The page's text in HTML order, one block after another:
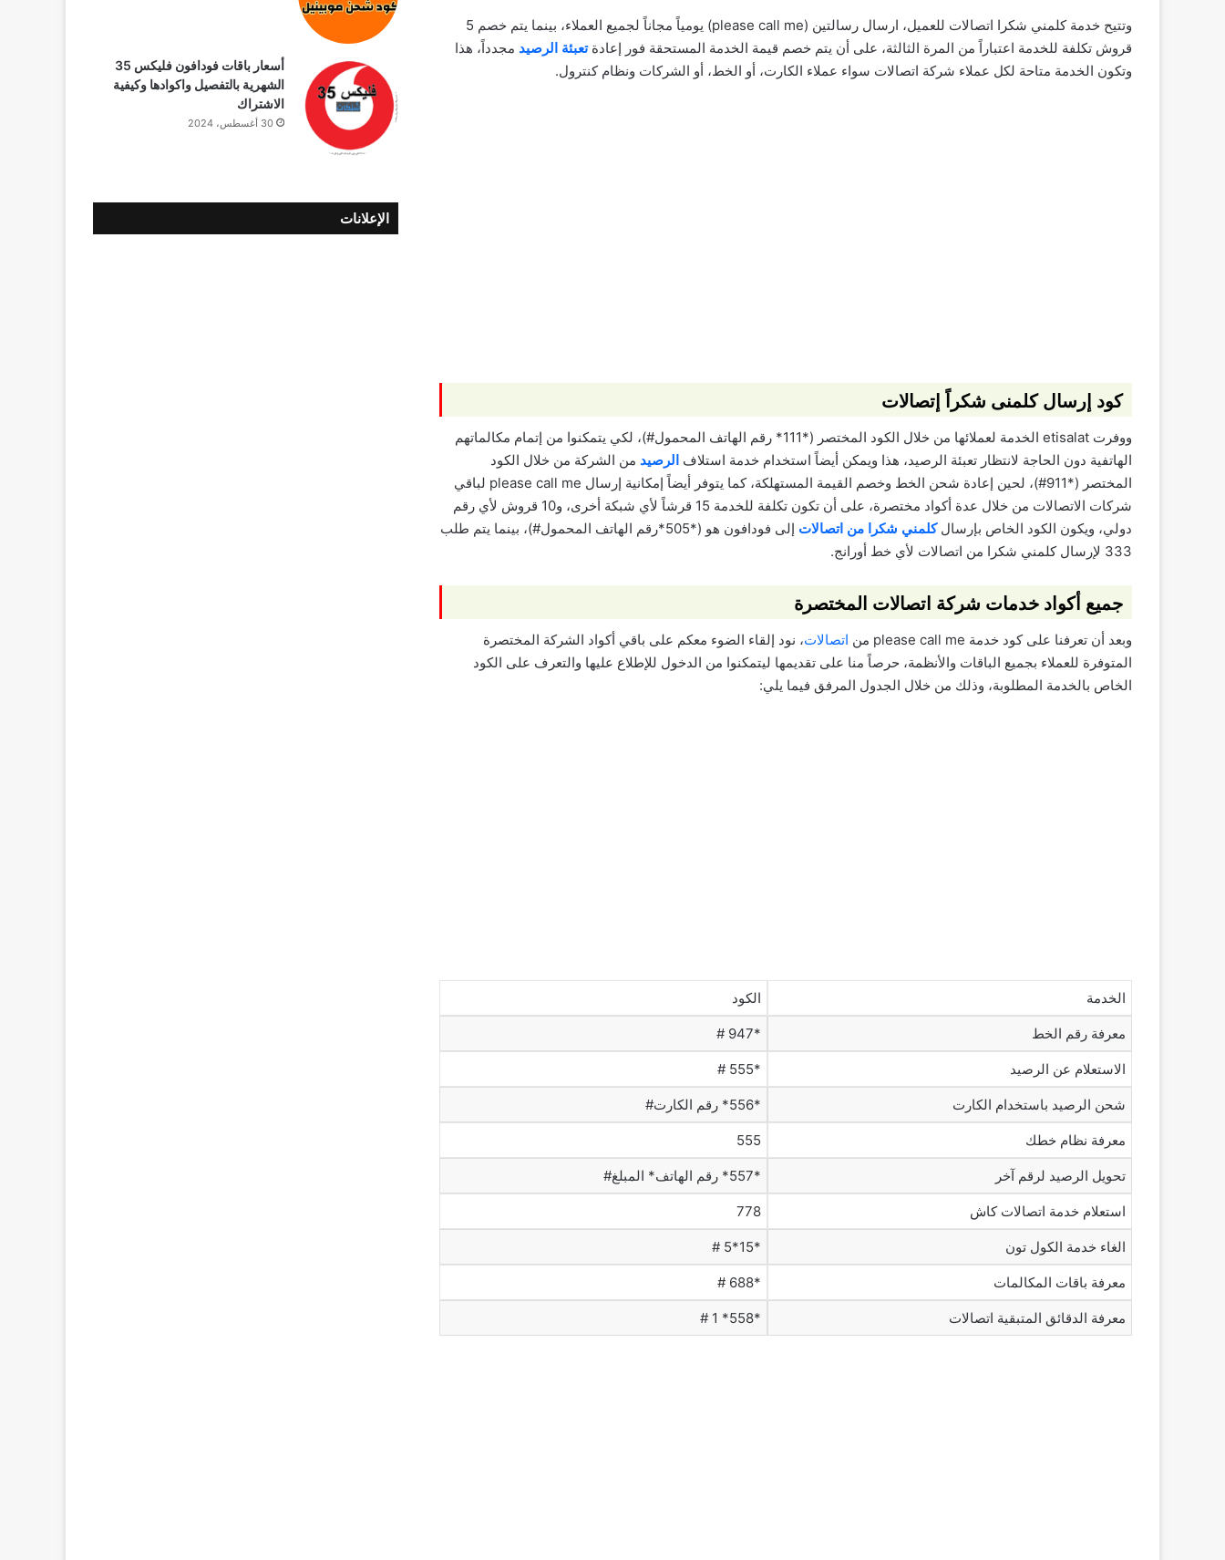
وتتيح خدمة كلمني شكرا اتصالات للعميل، ارسال رسالتين (please call me) يومياً مجاناً لجميع العملاء، بينما يتم خصم 5
قروش تكلفة للخدمة اعتباراً من المرة الثالثة، على أن يتم خصم قيمة الخدمة المستحقة فور إعادةتعبئة الرصيد مجدداً، هذا
وتكون الخدمة متاحة لكل عملاء شركة اتصالات سواء عملاء الكارت، أو الخط، أو الشركات ونظام كنترول.
كود إرسال كلمنى شكراً إتصالات
ووفرت etisalat الخدمة لعملائها من خلال الكود المختصر (*111* رقم الهاتف المحمول#)، لكي يتمكنوا من إتمام مكالماتهم
الهاتفية دون الحاجة لانتظار تعبئة الرصيد، هذا ويمكن أيضاً استخدام خدمة استلاف الرصيد من الشركة من خلال الكود
المختصر (*911#)، لحين إعادة شحن الخط وخصم القيمة المستهلكة، كما يتوفر أيضاً إمكانية إرسال please call me لباقي
شركات الاتصالات من خلال عدة أكواد مختصرة، على أن تكون تكلفة للخدمة 15 قرشاً لأي شبكة أخرى، و10 قروش لأي رقم
دولي، ويكون الكود الخاص بإرسالكلمني شكرا من اتصالات
إلى فودافون هو (*505*رقم الهاتف المحمول#)، بينما يتم طلب
333 لإرسال كلمني شكرا من اتصالات لأي خط أورانج.
جميع أكواد خدمات شركة اتصالات المختصرة
وبعد أن تعرفنا على كود خدمة please call me من اتصالات، نود إلقاء الضوء معكم على باقي أكواد الشركة المختصرة
المتوفرة للعملاء بجميع الباقات والأنظمة، حرصاً منا على تقديمها ليتمكنوا من الدخول للإطلاع عليها والتعرف على الكود
الخاص بالخدمة المطلوبة، وذلك من خلال الجدول المرفق فيما يلي:
الخدمة الكود
معرفة رقم الخط *947 #
الاستعلام عن الرصيد *555 #
شحن الرصيد باستخدام الكارت *556* رقم الكارت#
معرفة نظام خطك 555
تحويل الرصيد لرقم آخر *557* رقم الهاتف* المبلغ#
استعلام خدمة اتصالات كاش 778
الغاء خدمة الكول تون *15*5 #
معرفة باقات المكالمات *688 #
معرفة الدقائق المتبقية اتصالات *558* 1 #
أسعار باقات فودافون فلیکس 35
الشهرية بالتفصيل واكوادها وكيفية
الاشتراك
30 أغسطس، 2024
الإعلانات